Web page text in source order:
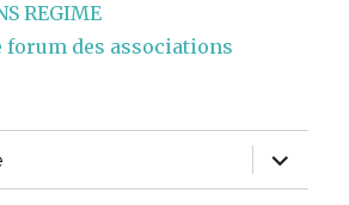
REGIME
forum des associations
ouvrir
le
sous-